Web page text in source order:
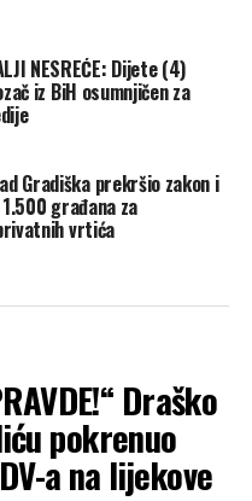
NESREĆE: Dijete (4)
iz BiH osumnjičen za
Gradiška prekršio zakon i
građana za
vrtića
Draško
pokrenuo
a na lijekove